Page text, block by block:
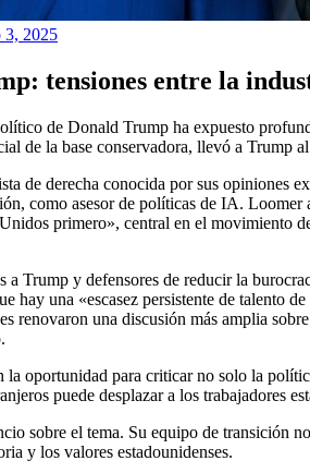
3, 2025
tensiones entre la
de Donald Trump ha expuesto
de la base conservadora, llevó a Trump
de derecha conocida por sus opiniones
como asesor de políticas de IA.
primero», central en el movimiento
Trump y defensores de reducir la
hay una «escasez persistente de talento
renovaron una discusión más amplia
la oportunidad para criticar no solo la
puede desplazar a los trabajadores
sobre el tema. Su equipo de
y los valores estadounidenses.